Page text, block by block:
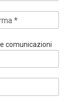
*
comunicazioni